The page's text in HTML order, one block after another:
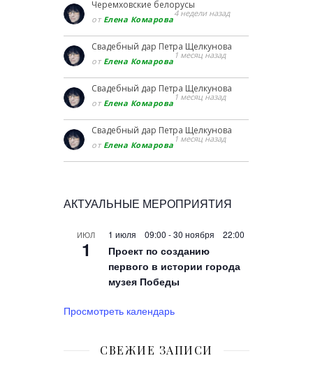
Черемховские белорусы
от Елена Комарова
4 недели назад
Свадебный дар Петра Щелкунова
от Елена Комарова
1 месяц назад
Свадебный дар Петра Щелкунова
от Елена Комарова
1 месяц назад
Свадебный дар Петра Щелкунова
от Елена Комарова
1 месяц назад
АКТУАЛЬНЫЕ МЕРОПРИЯТИЯ
ИЮЛ
1
1 июля 09:00 -30 ноября 22:00
Проект по созданию
первого в истории города
музея Победы
Просмотреть календарь
СВЕЖИЕ ЗАПИСИ